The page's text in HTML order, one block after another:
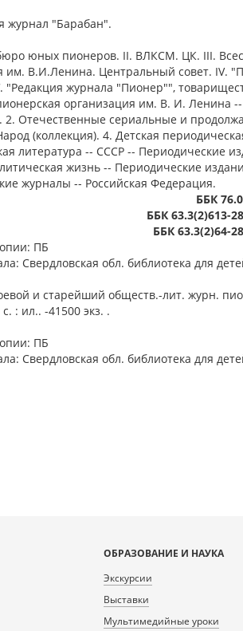
журнал "Барабан".
юных пионеров. II. ВЛКСМ. ЦК. III.
им. В.И.Ленина. Центральный совет. IV.
"Редакция журнала "Пионер"",
организация им. В. И. Ленина
2. Отечественные сериальные и
(коллекция). 4. Детская
литература -- СССР -- Периодические
жизнь -- Периодические
журналы -- Российская Федерация.
ББК
ББК 63.3(2)613-
ББК 63.3(2)64-
ПБ
Свердловская обл. библиотека для
и старейший обществ.-лит. журн.
: ил.. -41500 экз. .
ПБ
Свердловская обл. библиотека для
ОБРАЗОВАНИЕ И НАУКА
Экскурсии
Выставки
Мультимедийные уроки